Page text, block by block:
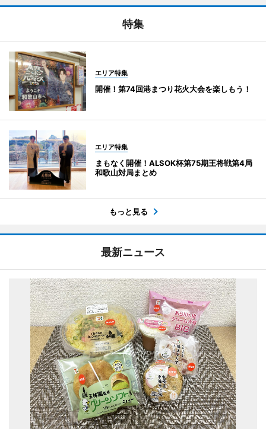
特集
エリア特集
開催！第74回港まつり花火大会を楽しもう！
エリア特集
まもなく開催！ALSOK杯第75期王将戦第4局
和歌山対局まとめ
もっと見る
最新ニュース